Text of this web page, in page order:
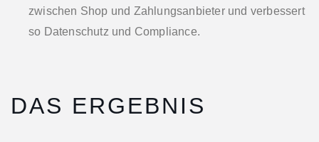
zwischen Shop und Zahlungsanbieter und verbessert
so Datenschutz und Compliance.
DAS ERGEBNIS